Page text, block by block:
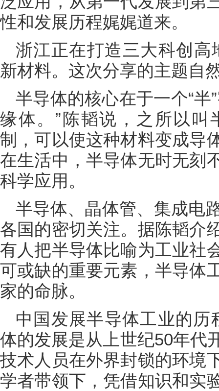
性和发展历程娓娓道来。
浙江正在打造三大科创高
新材料。这次分享的主题自
半导体的核心在于一个“半
缘体。”陈韬说，之所以
制，可以使这种材料变成导
在生活中，半导体无时无刻
科学应用。
半导体、晶体管、集成电
各国的密切关注。据陈韬介
有人把半导体比喻为工业社
可或缺的重要元素，半导体
家的命脉。
中国发展半导体工业的历
体的发展是从上世纪50年代
技术人员在外界封锁的环境
学者带领下，凭借知识和实